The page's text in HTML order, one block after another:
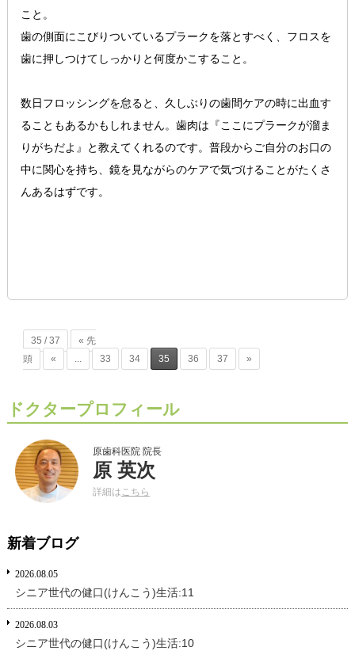
こと。
歯の側面にこびりついているプラークを落とすべく、フロスを
歯に押しつけてしっかりと何度かこすること。
数日フロッシングを怠ると、久しぶりの歯間ケアの時に出血す
ることもあるかもしれません。歯肉は『ここにプラークが溜ま
りがちだよ』と教えてくれるのです。普段からご自分のお口の
中に関心を持ち、鏡を見ながらのケアで気づけることがたくさ
んあるはずです。
35 / 37
« 先
頭
« ... 33 34 35 36 37 »
ドクタープロフィール
原歯科医院 院長
原 英次
詳細は こちら
新着ブログ
2026.08.05
シニア世代の健口(けんこう)生活:11
2026.08.03
シニア世代の健口(けんこう)生活:10